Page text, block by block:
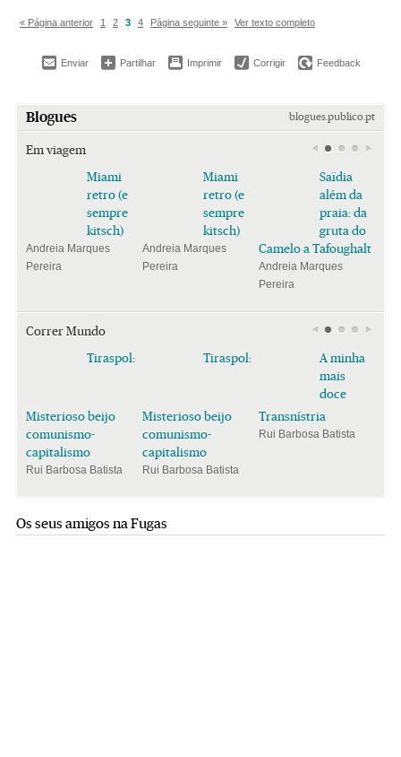
« Página anterior 1 2 3 4 Página seguinte » Ver texto completo
Enviar Partilhar Imprimir Corrigir Feedback
Blogues blogues.publico.pt
Em viagem
Miami
retro (e
sempre
kitsch)
Andreia Marques
Pereira
Miami
retro (e
sempre
kitsch)
Andreia Marques
Pereira
Saïdia
além da
praia: da
gruta do
Camelo a Tafoughalt
Andreia Marques
Pereira
Correr Mundo
Tiraspol:
Misterioso beijo
comunismo-
capitalismo
Rui Barbosa Batista
Tiraspol:
Misterioso beijo
comunismo-
capitalismo
Rui Barbosa Batista
A minha
mais
doce
Transnístria
Rui Barbosa Batista
Os seus amigos na Fugas